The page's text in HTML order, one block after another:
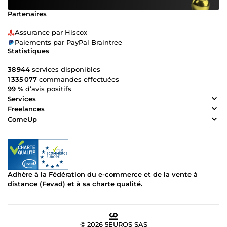
Partenaires
Assurance par Hiscox
Paiements par PayPal Braintree
Statistiques
38 944 services disponibles
1 335 077 commandes effectuées
99 % d’avis positifs
Services
Freelances
ComeUp
Adhère à la Fédération du e-commerce et de la vente à
distance (Fevad) et à sa charte qualité.
© 2026 5EUROS SAS